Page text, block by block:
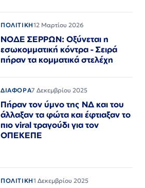
ΠΟΛΙΤΙΚΗ12 Μαρτίου 2026
ΝΟΔΕ ΣΕΡΡΩΝ: Οξύνεται η
εσωκομματική κόντρα - Σειρά
πήραν τα κομματικά στελέχη
ΔΙΑΦΟΡΑ7 Δεκεμβρίου 2025
Πήραν τον ύμνο της ΝΔ και του
άλλαξαν τα φώτα και έφτιαξαν το
πιο viral τραγούδι για τον
ΟΠΕΚΕΠΕ
ΠΟΛΙΤΙΚΗ1 Δεκεμβρίου 2025